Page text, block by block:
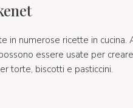
in numerose ricette in cucina.
essere usate per
torte, biscotti e pasticcini.